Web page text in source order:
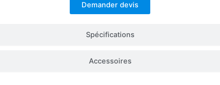
Spécifications
Accessoires
Demander devis